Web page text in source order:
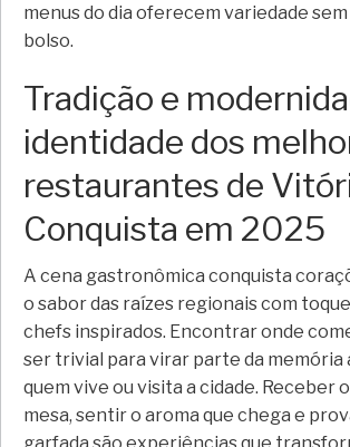
menus do dia oferecem variedade
bolso.
Tradição e
identidade dos
restaurantes de
Conquista em 2025
A cena gastronômica conquista
o sabor das raízes regionais com
chefs inspirados. Encontrar onde
ser trivial para virar parte da memória
quem vive ou visita a cidade. Receber
mesa, sentir o aroma que chega e